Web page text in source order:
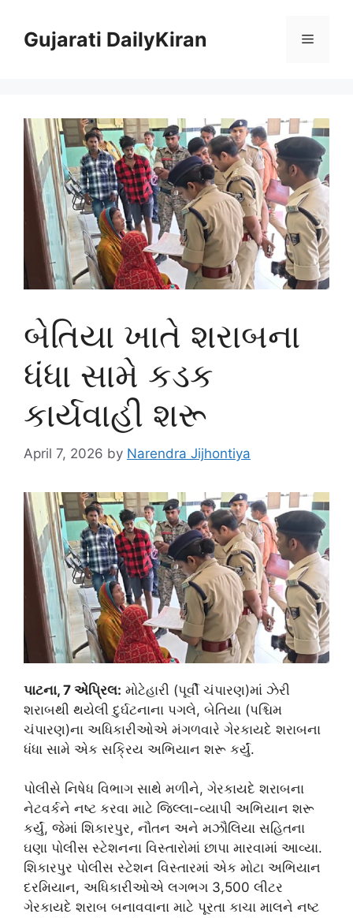
contentGujarati DailyKiran Menu
બેતિયા ખાતે શરાબના
ધંધા સામે કડક
કાર્યવાહી શરૂ
April 7, 2026 by Narendra Jijhontiya
પાટના, 7 એપ્રિલ: મોટેહારી (પૂર્વી ચંપારણ)માં ઝેરી
શરાબથી થયેલી દુર્ઘટનાના પગલે, બેતિયા (પશ્ચિમ
ચંપારણ)ના અધિકારીઓએ મંગળવારે ગેરકાયદે શરાબના
ધંધા સામે એક સક્રિય અભિયાન શરૂ કર્યું.
પોલીસે નિષેધ વિભાગ સાથે મળીને, ગેરકાયદે શરાબના
નેટવર્કને નષ્ટ કરવા માટે જિલ્લા-વ્યાપી અભિયાન શરૂ
કર્યું, જેમાં શિકારપુર, નૌતન અને મઝૌલિયા સહિતના
ઘણા પોલીસ સ્ટેશનના વિસ્તારોમાં છાપા મારવામાં આવ્યા.
શિકારપુર પોલીસ સ્ટેશન વિસ્તારમાં એક મોટા અભિયાન
દરમિયાન, અધિકારીઓએ લગભગ 3,500 લીટર
ગેરકાયદે શરાબ બનાવવાના માટે પૂરતા કાચા માલને નષ્ટ